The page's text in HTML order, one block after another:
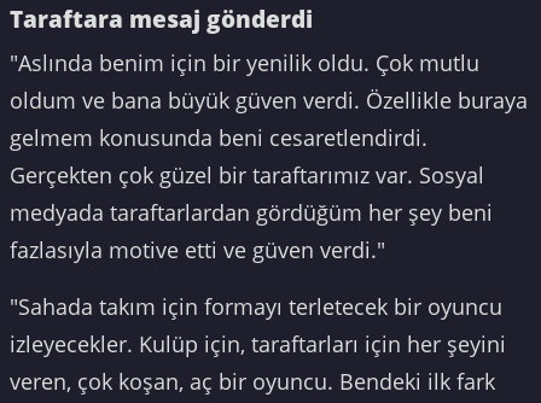
Taraftara mesaj gönderdi
"Aslında benim için bir yenilik oldu. Çok mutlu
oldum ve bana büyük güven verdi. Özellikle buraya
gelmem konusunda beni cesaretlendirdi.
Gerçekten çok güzel bir taraftarımız var. Sosyal
medyada taraftarlardan gördüğüm her şey beni
fazlasıyla motive etti ve güven verdi."
"Sahada takım için formayı terletecek bir oyuncu
izleyecekler. Kulüp için, taraftarları için her şeyini
veren, çok koşan, aç bir oyuncu. Bendeki ilk fark